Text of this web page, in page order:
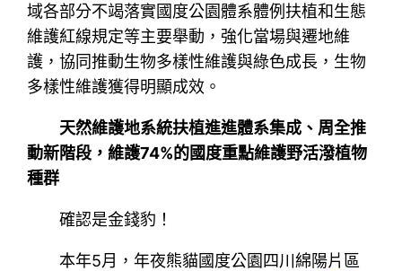
域各部分不竭落實國度公園體系體例扶植和生態
維護紅線規定等主要舉動，強化當場與遷地維
護，協同推動生物多樣性維護與綠色成長，生物
多樣性維護獲得明顯成效。
天然維護地系統扶植進進體系集成、周全推
動新階段，維護74%的國度重點維護野活潑植物
種群
確認是金錢豹！
本年5月，年夜熊貓國度公園四川綿陽片區